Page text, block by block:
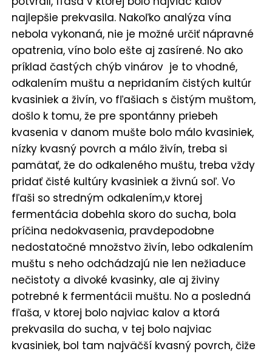
najlepšie prekvasila. Nakoľko analýza vína
nebola vykonaná, nie je možné určiť nápravné
opatrenia, víno bolo ešte aj zasírené. No ako
príklad častých chýb vinárov je to vhodné,
odkalením muštu a nepridaním čistých kultúr
kvasiniek a živín, vo fľašiach s čistým muštom,
došlo k tomu, že pre spontánny priebeh
kvasenia v danom mušte bolo málo kvasiniek,
nízky kvasný povrch a málo živín, treba si
pamätať, že do odkaleného muštu, treba vždy
pridať čisté kultúry kvasiniek a živnú soľ. Vo
fľaši so stredným odkalením,v ktorej
fermentácia dobehla skoro do sucha, bola
príčina nedokvasenia, pravdepodobne
nedostatočné množstvo živín, lebo odkalením
muštu s neho odchádzajú nie len nežiaduce
nečistoty a divoké kvasinky, ale aj živiny
potrebné k fermentácii muštu. No a posledná
fľaša, v ktorej bolo najviac kalov a ktorá
prekvasila do sucha, v tej bolo najviac
kvasiniek, bol tam najväčší kvasný povrch, čiže